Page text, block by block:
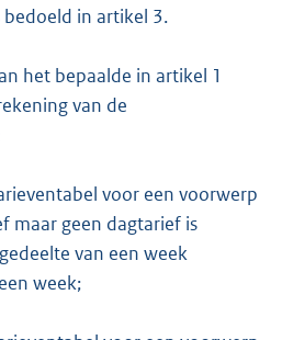
in artikel 3.
het bepaalde in artikel 1
van de
voor een voorwerp
maar geen dagtarief is
van een week
week;